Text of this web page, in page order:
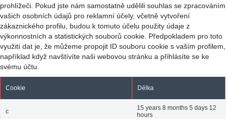
prohlížeči. Pokud jste nám samostatně udělili souhlas se zpracováním
vašich osobních údajů pro reklamní účely, včetně vytvoření
zákaznického profilu, budou k tomuto účelu použity údaje z
výkonnostních a statistických souborů cookie. Předpokladem pro toto
využití dat je, že můžeme propojit ID souboru cookie s vaším profilem,
například když navštívíte naši webovou stránku a přihlásíte se ke
svému účtu.
Cookie Délka
c
15 years 8 months 5 days 12
hours